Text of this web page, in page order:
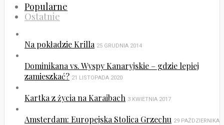
Popularne
Ostatnie
Na pokładzie Krilla 25 GRUDNIA 2014
Dominikana vs. Wyspy Kanaryjskie – gdzie lepiej
zamieszkać? 21 LISTOPADA 2020
Kartka z życia na Karaibach 3 KWIETNIA 2017
Amsterdam: Europejska Stolica Grzechu 29 PAŹDZIERNIKA